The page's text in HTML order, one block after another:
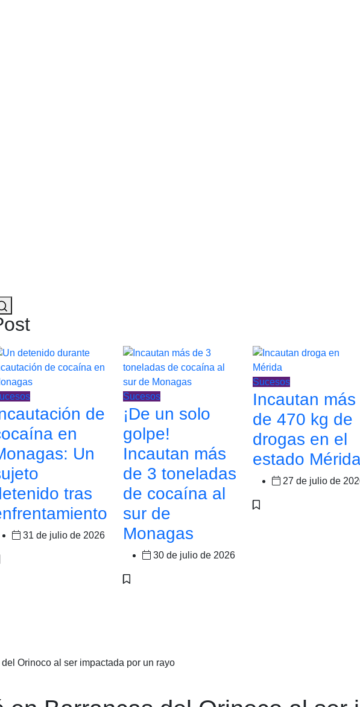
de
en
Un
tras
31 de julio de 2026
Sucesos
¡De un solo
golpe!
Incautan más
de 3 toneladas
de cocaína al
sur de
Monagas
30 de julio de 2026
Sucesos
Incautan más
de 470 kg de
drogas en el
estado
27 de julio de
Orinoco al ser impactada por un rayo